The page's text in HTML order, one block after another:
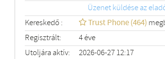
Üzenet küldése az
Kereskedő :
Trust Phone (464)
Regisztrált:
4 éve
Utoljára aktív:
2026-06-27 12:17